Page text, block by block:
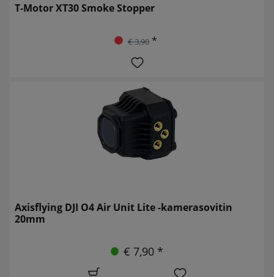
T-Motor XT30 Smoke Stopper
€ 3,90*
Axisflying DJI O4 Air Unit Lite -kamerasovitin
20mm
€ 7,90 *